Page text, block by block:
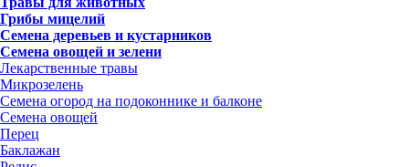
Грибы мицелий
Семена деревьев и кустарников
Семена овощей и зелени
Лекарственные травы
Микрозелень
Семена огород на подоконнике и балконе
Семена овощей
Перец
Баклажан